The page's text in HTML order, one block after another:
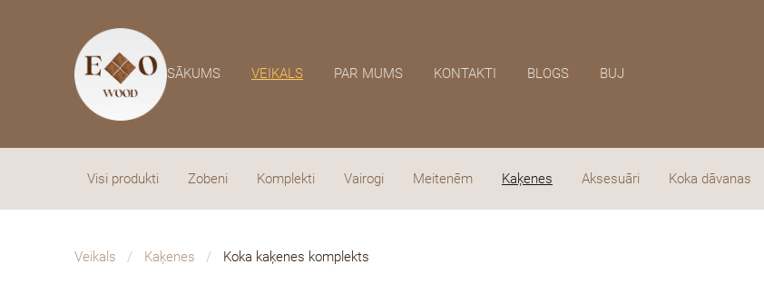
SĀKUMS VEIKALS PAR MUMS KONTAKTI BLOGS BUJ
Visi produkti Zobeni Komplekti Vairogi Meitenēm Kaķenes Aksesuāri Koka dāvanas
Veikals Kaķenes Koka kaķenes komplekts